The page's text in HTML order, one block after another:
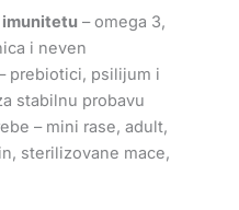
imunitetu – omega 3,
i neven
prebiotici, psilijum i
stabilnu probavu
– mini rase, adult,
sterilizovane mace,